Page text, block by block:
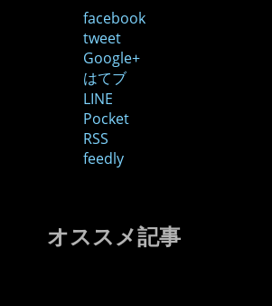
facebook
tweet
Google+
はてブ
LINE
Pocket
RSS
feedly
オススメ記事